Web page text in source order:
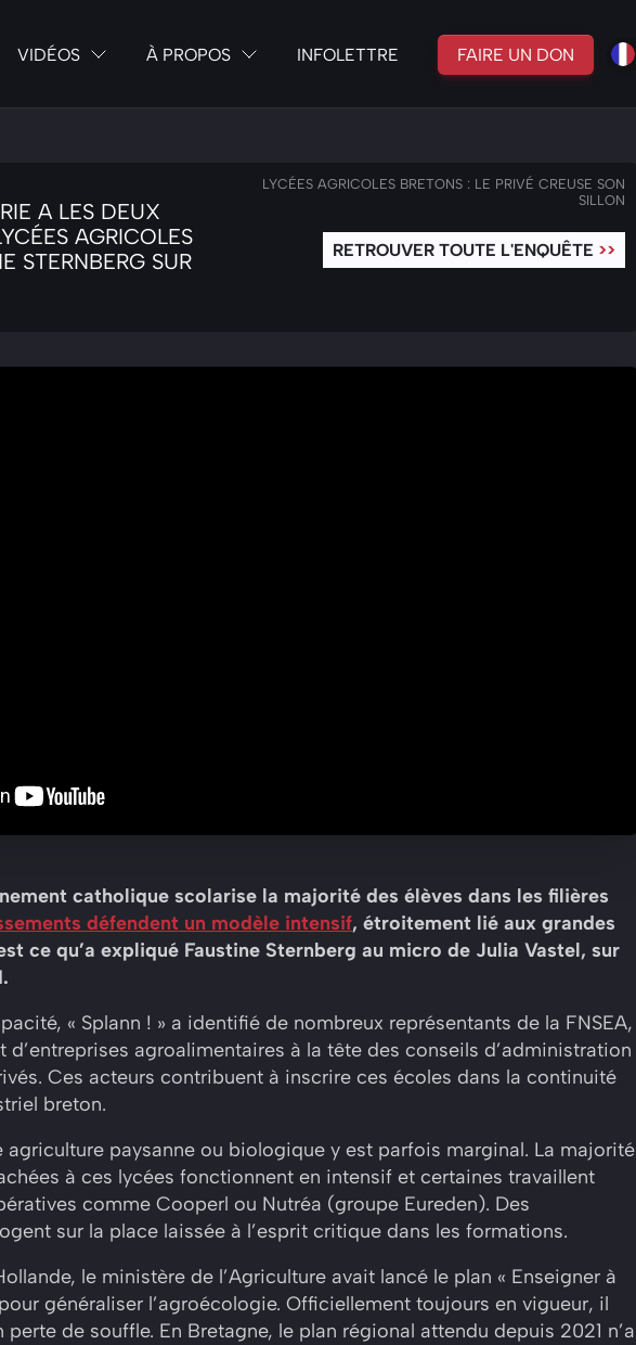
VIDÉOS À PROPOS INFOLETTRE FAIRE UN DON
A LES DEUX
AGRICOLES
STERNBERG SUR
LYCÉES AGRICOLES BRETONS : LE PRIVÉ CREUSE SON
SILLON
RETROUVER TOUTE L'ENQUÊTE >>
catholique scolarise la majorité des élèves dans les filières
défendent un modèle intensif, étroitement lié aux grandes
ce qu’a expliqué Faustine Sternberg au micro de Julia Vastel, sur
« Splann ! » a identifié de nombreux représentants de la FNSEA,
d’entreprises agroalimentaires à la tête des conseils d’administration
Ces acteurs contribuent à inscrire ces écoles dans la continuité
breton.
agriculture paysanne ou biologique y est parfois marginal. La majorité
à ces lycées fonctionnent en intensif et certaines travaillent
comme Cooperl ou Nutréa (groupe Eureden). Des
sur la place laissée à l’esprit critique dans les formations.
le ministère de l’Agriculture avait lancé le plan « Enseigner à
généraliser l’agroécologie. Officiellement toujours en vigueur, il
perte de souffle. En Bretagne, le plan régional attendu depuis 2021 n’a